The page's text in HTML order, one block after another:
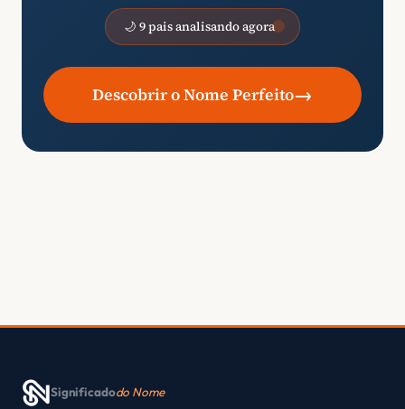
🌙 9 pais analisando agora
Descobrir o Nome Perfeito→
Significadodo Nome